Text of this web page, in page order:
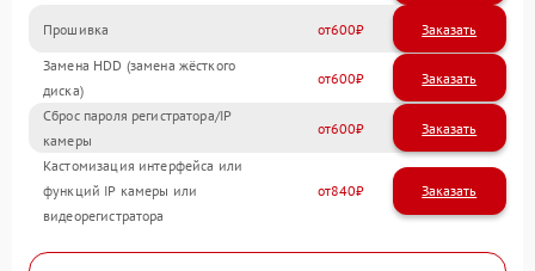
Прошивка 600
Замена HDD (замена жёсткого
диска)
600
Сброс пароля регистратора/IP
камеры
600
Кастомизация интерфейса или
функций IP камеры или
видеорегистратора
840